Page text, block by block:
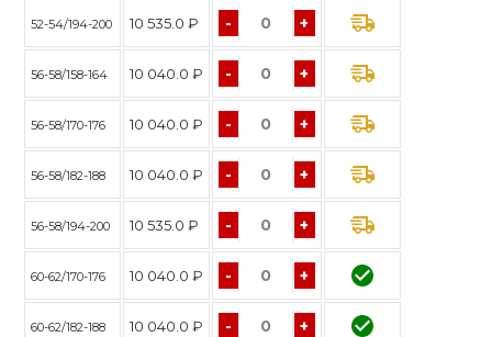
52-54/194-200 10 535.0 ₽ - +
56-58/158-164 10 040.0 ₽ - +
56-58/170-176 10 040.0 ₽ - +
56-58/182-188 10 040.0 ₽ - +
56-58/194-200 10 535.0 ₽ - +
60-62/170-176 10 040.0 ₽ - +
60-62/182-188 10 040.0 ₽ - +